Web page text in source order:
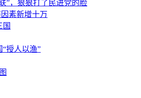
”，狠狠打了民进党的脸
素新增十万
国
授人以渔”